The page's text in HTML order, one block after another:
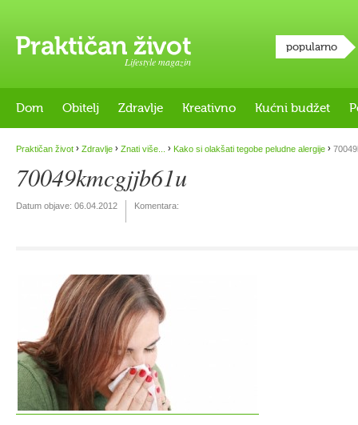
Lifestyle magazin
popularno
Dom Obitelj Zdravlje Kreativno Kućni budžet
Praktičan život › Zdravlje › Znati više... › Kako si olakšati tegobe peludne alergije ›
70049kmcgjjb61u
Datum objave: 06.04.2012 Komentara: